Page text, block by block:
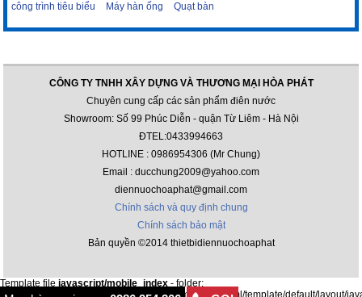
công trình tiêu biểu
Máy hàn ống Quạt bàn
CÔNG TY TNHH XÂY DỰNG VÀ THƯƠNG MẠI HÒA PHÁT
Chuyên cung cấp các sản phẩm điên nước
Showroom: Số 99 Phúc Diễn - quận Từ Liêm - Hà Nội
ĐTEL:0433994663
HOTLINE : 0986954306 (Mr Chung)
Email : ducchung2009@yahoo.com
diennuochoaphat@gmail.com
Chính sách và quy định chung
Chính sách bảo mật
Bản quyền ©2014 thietbidiennuochoaphat
Template file javascript/mobile_index - folder: